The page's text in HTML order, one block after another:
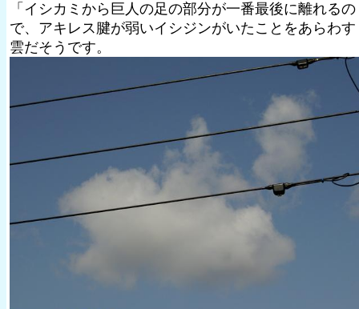
「イシカミから巨人の足の部分が一番最後に離れるの
で、アキレス腱が弱いイシジンがいたことをあらわす
雲だそうです。